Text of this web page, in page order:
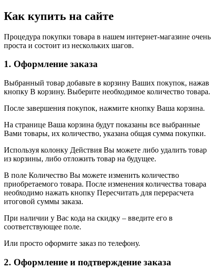
Как купить на сайте
Процедура покупки товара в нашем интернет-магазине очень
проста и состоит из нескольких шагов.
1. Оформление заказа
Выбранный товар добавьте в корзину Ваших покупок, нажав
кнопку В корзину. Выберите необходимое количество товара.
После завершения покупок, нажмите кнопку Ваша корзина.
На странице Ваша корзина будут показаны все выбранные
Вами товары, их количество, указана общая сумма покупки.
Используя колонку Действия Вы можете либо удалить товар
из корзины, либо отложить товар на будущее.
В поле Количество Вы можете изменить количество
приобретаемого товара. После изменения количества товара
необходимо нажать кнопку Пересчитать для перерасчета
итоговой суммы заказа.
При наличии у Вас кода на скидку – введите его в
соответствующее поле.
Или просто оформите заказ по телефону.
2. Оформление и подтверждение заказа